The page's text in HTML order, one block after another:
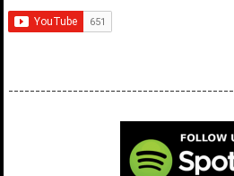
------------------------------------------